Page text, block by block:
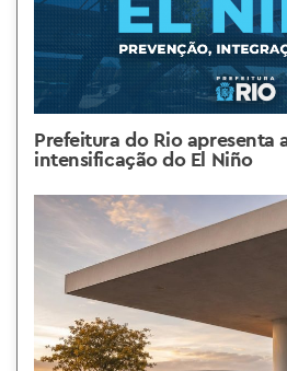
Prefeitura do Rio apresenta
intensificação do El Niño